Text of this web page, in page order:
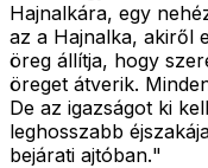
Hajnalkára, egy
az a Hajnalka, akiről
öreg állítja, hogy
öreget átverik.
De az igazságot ki
leghosszabb
bejárati ajtóban."